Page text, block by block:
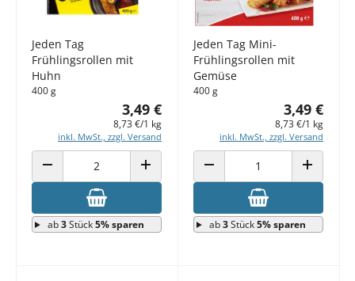
Jeden Tag
Frühlingsrollen mit
Huhn
400 g
3,49 €
8,73 €/1 kg
inkl. MwSt., zzgl. Versand
ANZAHL VERRINGERN ANZAHL ERHÖHEN
ab3Stück5% sparen
Jeden Tag Mini-
Frühlingsrollen mit
Gemüse
400 g
3,49 €
8,73 €/1 kg
inkl. MwSt., zzgl. Versand
ANZAHL VERRINGERN ANZAHL
ab3Stück5% sparen